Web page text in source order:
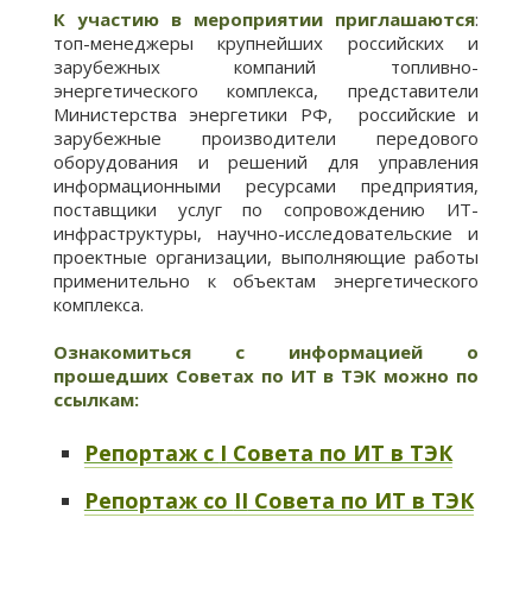
К участию в мероприятии приглашаются:
топ-менеджеры крупнейших российских и
зарубежных компаний топливно-
энергетического комплекса, представители
Министерства энергетики РФ, российские и
зарубежные производители передового
оборудования и решений для управления
информационными ресурсами предприятия,
поставщики услуг по сопровождению ИТ-
инфраструктуры, научно-исследовательские и
проектные организации, выполняющие работы
применительно к объектам энергетического
комплекса.
Ознакомиться с информацией о
прошедших Советах по ИТ в ТЭК можно по
ссылкам:
Репортаж с I Совета по ИТ в ТЭК
Репортаж со II Совета по ИТ в ТЭК